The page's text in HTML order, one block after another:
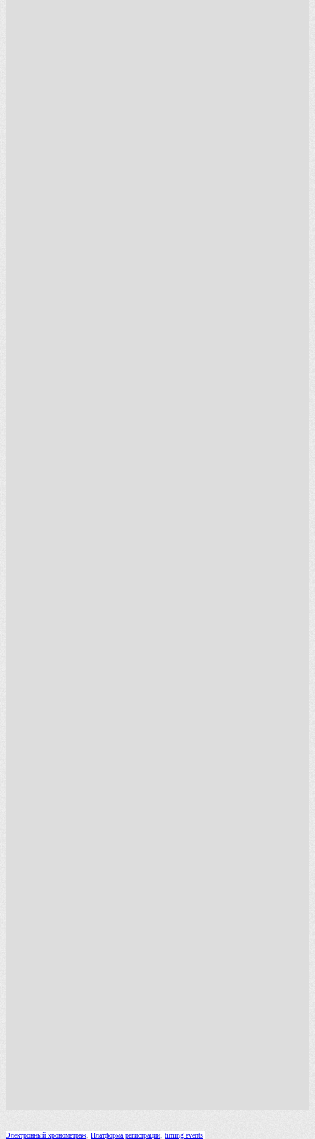
Электронный хронометраж Платформа регистрации timing events